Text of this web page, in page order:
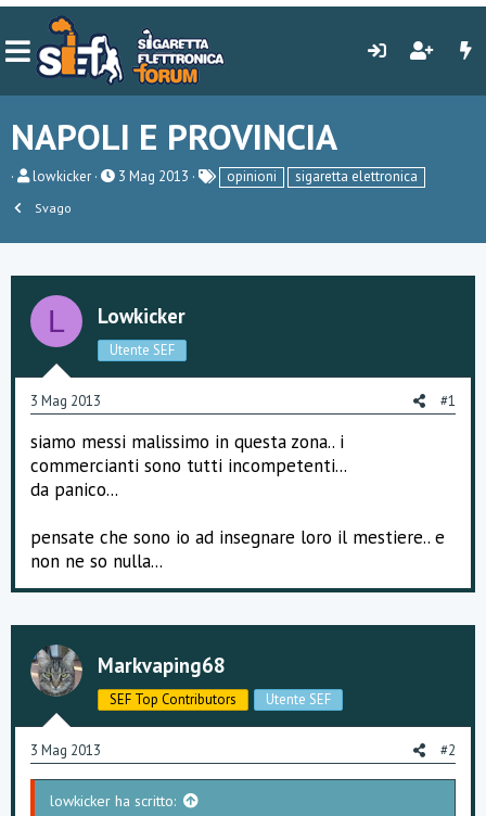
NAPOLI E PROVINCIA
C
e
t
r
D
i
u
s
s
i
o
n
e
lowkicker
D
d
i
i
i
o
3 Mag 2013 opinioni sigaretta elettronica
Svago
L Lowkicker
Utente SEF
3 Mag 2013 #1
siamo messi malissimo in questa zona.. i
commercianti sono tutti incompetenti...
da panico...
pensate che sono io ad insegnare loro il mestiere.. e
non ne so nulla...
Markvaping68
SEF Top Contributors Utente SEF
3 Mag 2013 #2
lowkicker ha scritto: